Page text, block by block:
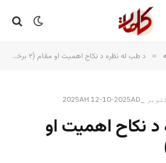
» د طب له نظره د نکاح اهمیت او مقام (۲ برخه)
نکاح اهمیت او